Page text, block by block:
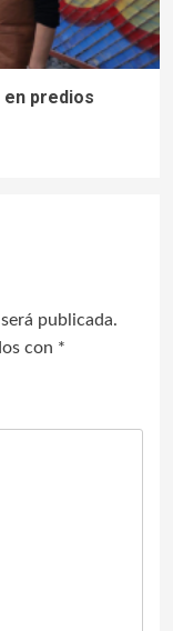
predios
publicada.
con *